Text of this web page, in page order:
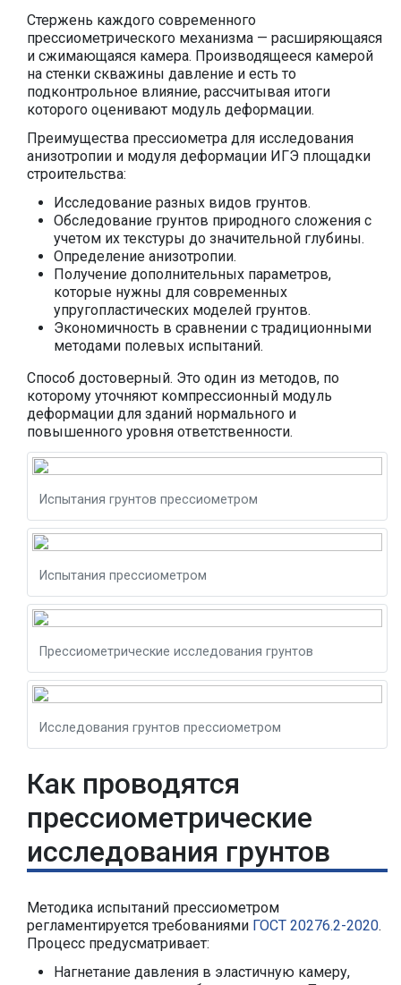
Стержень каждого современного
прессиометрического механизма — расширяющаяся
и сжимающаяся камера. Производящееся камерой
на стенки скважины давление и есть то
подконтрольное влияние, рассчитывая итоги
которого оценивают модуль деформации.
Преимущества прессиометра для исследования
анизотропии и модуля деформации ИГЭ площадки
строительства:
Исследование разных видов грунтов.
Обследование грунтов природного сложения с
учетом их текстуры до значительной глубины.
Определение анизотропии.
Получение дополнительных параметров,
которые нужны для современных
упругопластических моделей грунтов.
Экономичность в сравнении с традиционными
методами полевых испытаний.
Способ достоверный. Это один из методов, по
которому уточняют компрессионный модуль
деформации для зданий нормального и
повышенного уровня ответственности.
Испытания грунтов прессиометром
Испытания прессиометром
Прессиометрические исследования грунтов
Исследования грунтов прессиометром
Как проводятся
прессиометрические
исследования грунтов
Методика испытаний прессиометром
регламентируется требованиями ГОСТ 20276.2-2020.
Процесс предусматривает:
Нагнетание давления в эластичную камеру,